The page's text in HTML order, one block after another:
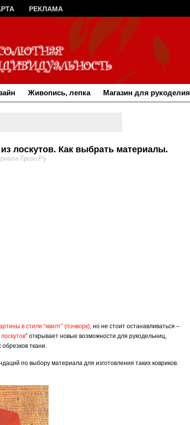
РЕКЛАМА
Живопись, лепка Магазин для рукоделия
лоскутов. Как выбрать материалы.
Трозо.Ру
в стиле “квилт” (пэчворк), но не стоит останавливаться –
” открывает новые возможности для рукодельниц,
ткани.
по выбору материала для изготовления таких ковриков.